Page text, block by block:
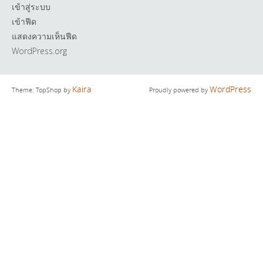
เข้าสู่ระบบ
เข้าฟีด
แสดงความเห็นฟีด
WordPress.org
Theme: TopShop by Kaira Proudly powered byWordPress